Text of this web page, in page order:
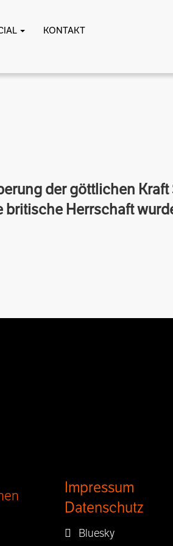
KONTAKT
der göttlichen Kraft
Herrschaft
Impressum
Datenschutz
Bluesky